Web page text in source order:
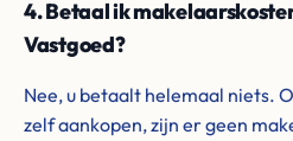
4. Betaal ik
Vastgoed?
Nee, u betaalt helemaal niets.
zelf aankopen, zijn er geen